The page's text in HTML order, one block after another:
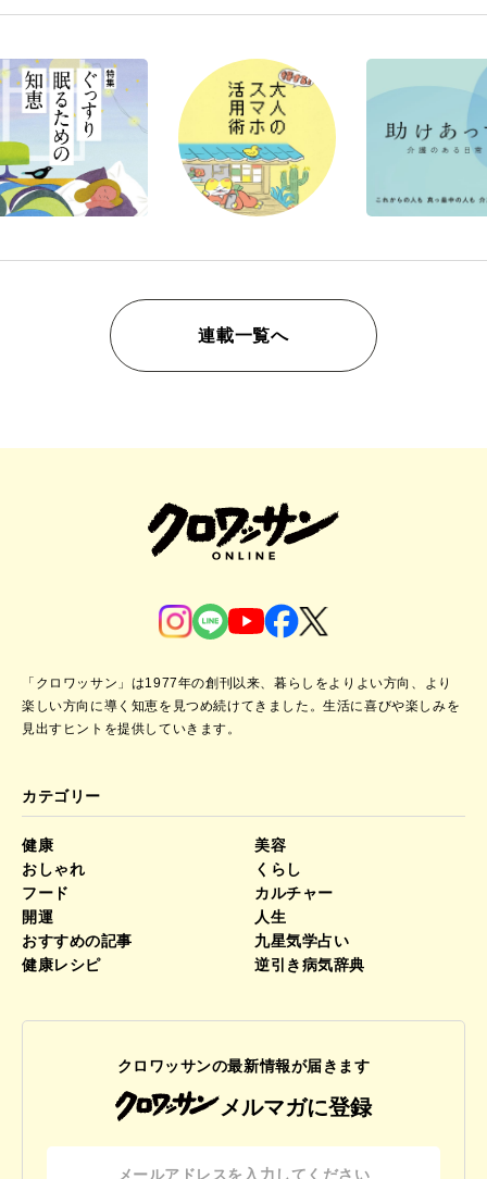
連載一覧へ
「クロワッサン」は1977年の創刊以来、暮らしをよりよい方向、より
楽しい方向に導く知恵を見つめ続けてきました。生活に喜びや楽しみを
見出すヒントを提供していきます。
カテゴリー
健康
美容
おしゃれ
くらし
フード
カルチャー
開運
人生
おすすめの記事
九星気学占い
健康レシピ
逆引き病気辞典
クロワッサンの最新情報が届きます
メルマガに登録